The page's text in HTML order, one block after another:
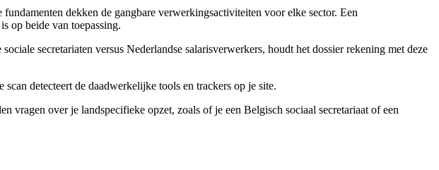
dekken de gangbare verwerkingsactiviteiten voor elke sector. Een
op beide van toepassing.
secretariaten versus Nederlandse salarisverwerkers, houdt het dossier rekening met deze
detecteert de daadwerkelijke tools en trackers op je site.
over je landspecifieke opzet, zoals of je een Belgisch sociaal secretariaat of een